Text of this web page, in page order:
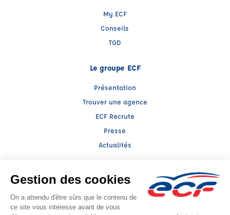
My ECF
Conseils
TGD
Le groupe ECF
Présentation
Trouver une agence
ECF Recrute
Presse
Actualités
Facebook (nouvelle fenêtre)
Instagram (nouvelle fenêtre)
Raison sociale : ALIX FORMATION - Capital social: 145000€
SIREN: 422490904 - Numéro de TVA intracommunautaire: FR 11 422490904